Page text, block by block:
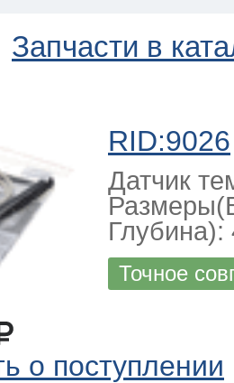
Запчасти в
RID:9026
Датчик
Глубина):
Точное
о поступлении